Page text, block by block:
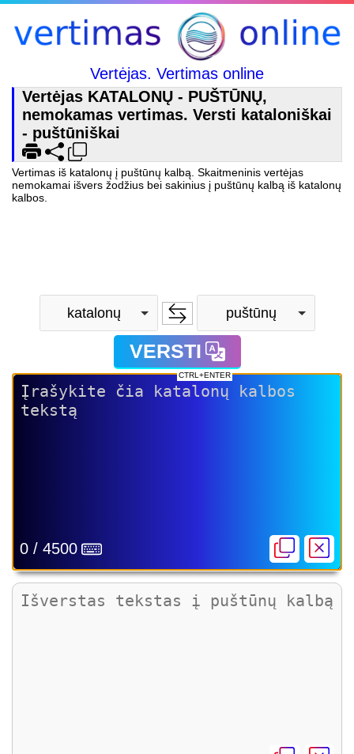
Vertėjas. Vertimas online
Vertėjas KATALONŲ - PUŠTŪNŲ,
nemokamas vertimas. Versti kataloniškai
- puštūniškai
Vertimas iš katalonų į puštūnų kalbą. Skaitmeninis vertėjas
nemokamai išvers žodžius bei sakinius į puštūnų kalbą iš katalonų
kalbos.
katalonų puštūnų
VERSTI
CTRL+ENTER
0 / 4500